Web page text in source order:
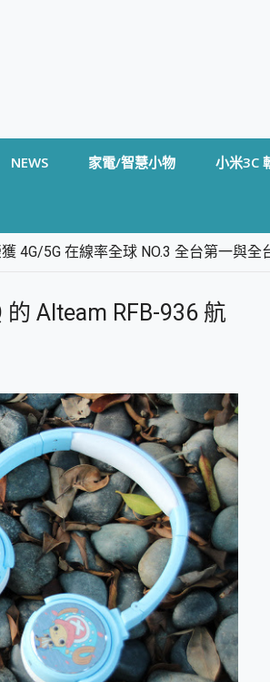
NEWS 家電/智慧小物 小米3C
4G/5G 在線率全球 NO.3 全台第一與全
SSD 固態硬碟開箱 評測
Solo Eco 太陽能防水雲端攝影機
031TW 14吋 開箱評價，AI輕薄商務
價~ 2 億畫素 LumaColor 影像、持久續
？imos AR 低反光玻璃、藍寶石鏡頭貼
評測
9 14吋 AI輕薄筆電 開箱 評測
| Swarovski razr 60 冰藍限定版本 開箱
除與格式化有防寫保護的隨身碟或SD卡
Converter AI 新版全解析 × 年末優惠
燈 我通通都要！ Starfish 2 幻彩膠囊
K1 系列 異星機械鍵盤與 Mercury
QD-OLED 超寬曲面電競螢幕，
導入 UL MCV 行銷宣告驗證的手機配
21 週年到來，「Slogan 海報徵稿活動
MXs2 5000mAh薄型磁吸無線急
穿戴式智慧冷暖調溫裝置 開箱 評測
Alteam RFB-936 航